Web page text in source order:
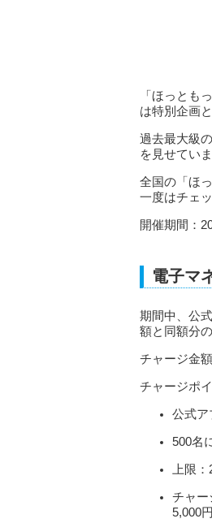
「ほっとも
は特別企画
過去最大級
を見せていま
全国の「ほ
一度はチェ
開催期間：
電子マ
期間中、公
額と同額分
チャージ金
チャージポ
公式ア
500名
上限
チャー
5,000